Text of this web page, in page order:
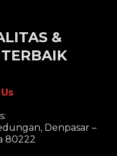
&
Denpasar –
80222